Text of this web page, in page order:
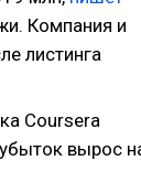
Компания и
листинга
Coursera
вырос